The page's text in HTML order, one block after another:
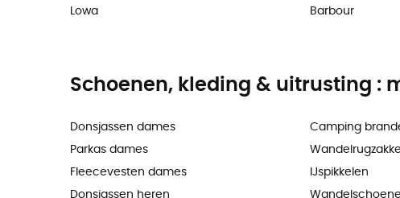
Lowa
Barbour
Schoenen, kleding & uitrusting :
Donsjassen dames
Parkas dames
Fleecevesten dames
Donsjassen heren
Camping
IJspikkelen